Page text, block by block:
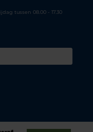
tussen 08.00 - 17.30